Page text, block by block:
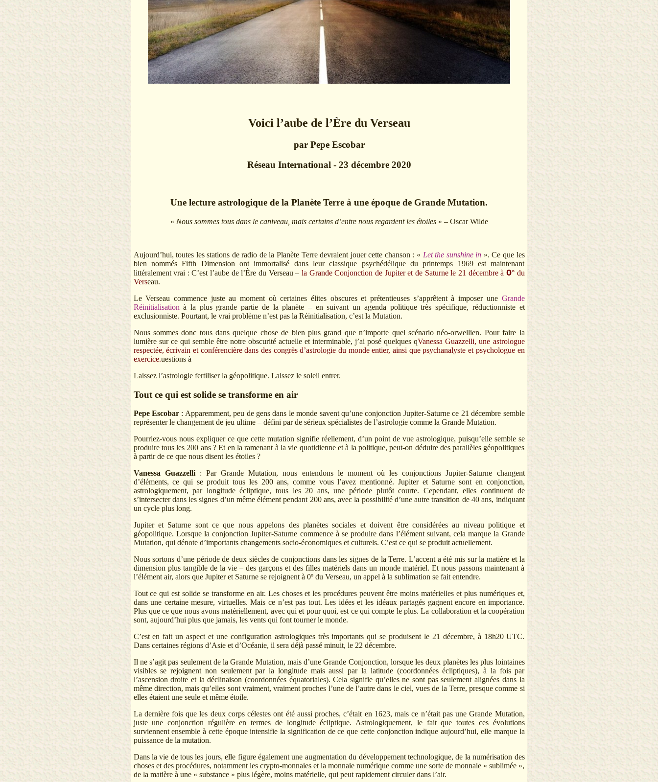
Voici l’aube de l’Ère du Verseau
par Pepe Escobar
Réseau International - 23 décembre 2020
Une lecture astrologique de la Planète Terre à une époque de Grande Mutation.
« Nous sommes tous dans le caniveau, mais certains d’entre nous regardent les étoiles » – Oscar Wilde
Aujourd’hui, toutes les stations de radio de la Planète Terre devraient jouer cette chanson : « Let the sunshine in ». Ce que les
bien nommés Fifth Dimension ont immortalisé dans leur classique psychédélique du printemps 1969 est maintenant
littéralement vrai : C’est l’aube de l’Ère du Verseau –la Grande Conjonction de Jupiter et de Saturne le 21 décembre à 𝟬° du
Verseau.
Le Verseau commence juste au moment où certaines élites obscures et prétentieuses s’apprêtent à imposer une Grande
Réinitialisation à la plus grande partie de la planète – en suivant un agenda politique très spécifique, réductionniste et
exclusionniste. Pourtant, le vrai problème n’est pas la Réinitialisation, c’est la Mutation.
Nous sommes donc tous dans quelque chose de bien plus grand que n’importe quel scénario néo-orwellien. Pour faire la
lumière sur ce qui semble être notre obscurité actuelle et interminable, j’ai posé quelques qVanessa Guazzelli, une astrologue
respectée, écrivain et conférencière dans des congrès d’astrologie du monde entier, ainsi que psychanalyste et psychologue en
exercice.uestions à
Laissez l’astrologie fertiliser la géopolitique. Laissez le soleil entrer.
Tout ce qui est solide se transforme en air
Pepe Escobar: Apparemment, peu de gens dans le monde savent qu’une conjonction Jupiter-Saturne ce 21 décembre semble
représenter le changement de jeu ultime – défini par de sérieux spécialistes de l’astrologie comme la Grande Mutation.
Pourriez-vous nous expliquer ce que cette mutation signifie réellement, d’un point de vue astrologique, puisqu’elle semble se
produire tous les 200 ans ? Et en la ramenant à la vie quotidienne et à la politique, peut-on déduire des parallèles géopolitiques
à partir de ce que nous disent les étoiles ?
Vanessa Guazzelli: Par Grande Mutation, nous entendons le moment où les conjonctions Jupiter-Saturne changent
d’éléments, ce qui se produit tous les 200 ans, comme vous l’avez mentionné. Jupiter et Saturne sont en conjonction,
astrologiquement, par longitude écliptique, tous les 20 ans, une période plutôt courte. Cependant, elles continuent de
s’intersecter dans les signes d’un même élément pendant 200 ans, avec la possibilité d’une autre transition de 40 ans, indiquant
un cycle plus long.
Jupiter et Saturne sont ce que nous appelons des planètes sociales et doivent être considérées au niveau politique et
géopolitique. Lorsque la conjonction Jupiter-Saturne commence à se produire dans l’élément suivant, cela marque la Grande
Mutation, qui dénote d’importants changements socio-économiques et culturels. C’est ce qui se produit actuellement.
Nous sortons d’une période de deux siècles de conjonctions dans les signes de la Terre. L’accent a été mis sur la matière et la
dimension plus tangible de la vie – des garçons et des filles matériels dans un monde matériel. Et nous passons maintenant à
l’élément air, alors que Jupiter et Saturne se rejoignent à 0º du Verseau, un appel à la sublimation se fait entendre.
Tout ce qui est solide se transforme en air. Les choses et les procédures peuvent être moins matérielles et plus numériques et,
dans une certaine mesure, virtuelles. Mais ce n’est pas tout. Les idées et les idéaux partagés gagnent encore en importance.
Plus que ce que nous avons matériellement, avec qui et pour quoi, est ce qui compte le plus. La collaboration et la coopération
sont, aujourd’hui plus que jamais, les vents qui font tourner le monde.
C’est en fait un aspect et une configuration astrologiques très importants qui se produisent le 21 décembre, à 18h20 UTC.
Dans certaines régions d’Asie et d’Océanie, il sera déjà passé minuit, le 22 décembre.
Il ne s’agit pas seulement de la Grande Mutation, mais d’une Grande Conjonction, lorsque les deux planètes les plus lointaines
visibles se rejoignent non seulement par la longitude mais aussi par la latitude (coordonnées écliptiques), à la fois par
l’ascension droite et la déclinaison (coordonnées équatoriales). Cela signifie qu’elles ne sont pas seulement alignées dans la
même direction, mais qu’elles sont vraiment, vraiment proches l’une de l’autre dans le ciel, vues de la Terre, presque comme si
elles étaient une seule et même étoile.
La dernière fois que les deux corps célestes ont été aussi proches, c’était en 1623, mais ce n’était pas une Grande Mutation,
juste une conjonction régulière en termes de longitude écliptique. Astrologiquement, le fait que toutes ces évolutions
surviennent ensemble à cette époque intensifie la signification de ce que cette conjonction indique aujourd’hui, elle marque la
puissance de la mutation.
Dans la vie de tous les jours, elle figure également une augmentation du développement technologique, de la numérisation des
choses et des procédures, notamment les crypto-monnaies et la monnaie numérique comme une sorte de monnaie « sublimée »,
de la matière à une « substance » plus légère, moins matérielle, qui peut rapidement circuler dans l’air.